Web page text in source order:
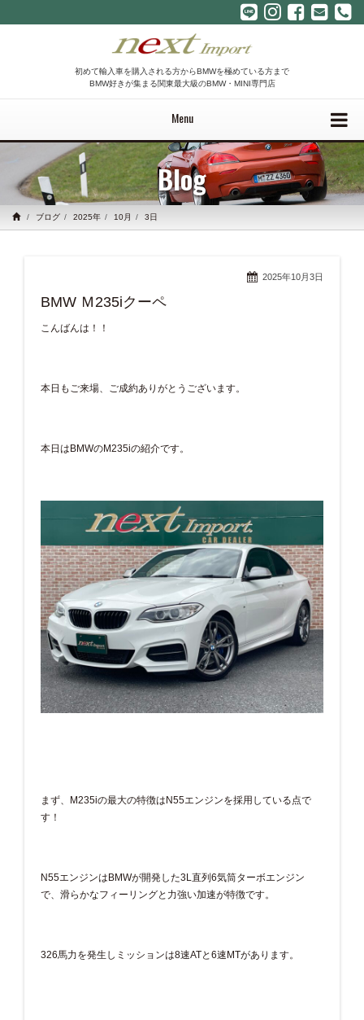
初めて輸入車を購入される方からBMWを極めている方まで
BMW好きが集まる関東最大級のBMW・MINI専門店
Menu
Blog
ブログ 2025年 10月 3日
2025年10月3日
BMW Ｍ235iクーペ
こんばんは！！
本日もご来場、ご成約ありがとうございます。
本日はBMWのM235iの紹介です。
まず、M235iの最大の特徴はN55エンジンを採用している点で
す！
N55エンジンはBMWが開発した3L直列6気筒ターボエンジン
で、滑らかなフィーリングと力強い加速が特徴です。
326馬力を発生しミッションは8速ATと6速MTがあります。